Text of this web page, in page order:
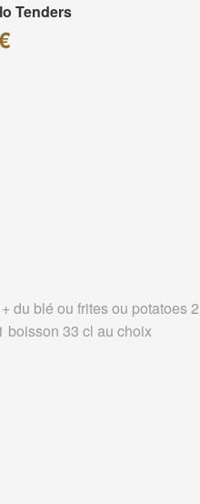
Tenders
du blé ou frites ou potatoes
boisson 33 cl au choix